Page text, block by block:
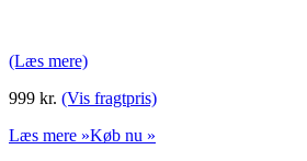
(Læs mere)
999 kr. (Vis fragtpris)
Læs mere »Køb nu »